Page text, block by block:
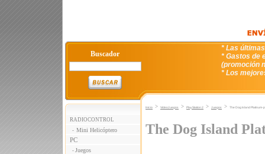
Buscador
* Las
* Gastos de
(promoción
* Los
RADIOCONTROL
- Mini Helicóptero
PC
- Juegos
Inicio > VideoJuegos > PlayStation 2 > Juegos > The Dog Island Platinum-
The Dog Island